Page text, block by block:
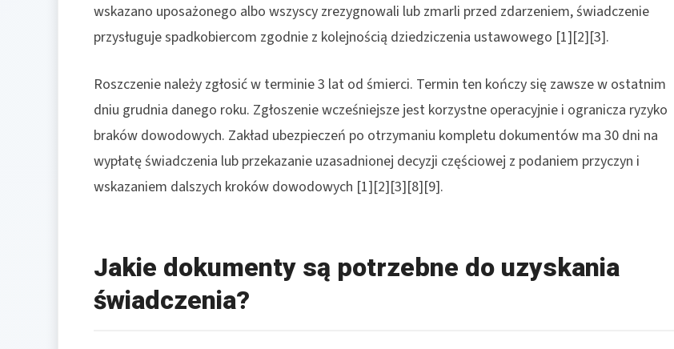
wskazano uposażonego albo wszyscy zrezygnowali lub zmarli przed zdarzeniem, świadczenie
przysługuje spadkobiercom zgodnie z kolejnością dziedziczenia ustawowego [1][2][3].
Roszczenie należy zgłosić w terminie 3 lat od śmierci. Termin ten kończy się zawsze w ostatnim
dniu grudnia danego roku. Zgłoszenie wcześniejsze jest korzystne operacyjnie i ogranicza ryzyko
braków dowodowych. Zakład ubezpieczeń po otrzymaniu kompletu dokumentów ma 30 dni na
wypłatę świadczenia lub przekazanie uzasadnionej decyzji częściowej z podaniem przyczyn i
wskazaniem dalszych kroków dowodowych [1][2][3][8][9].
Jakie dokumenty są potrzebne do uzyskania
świadczenia?